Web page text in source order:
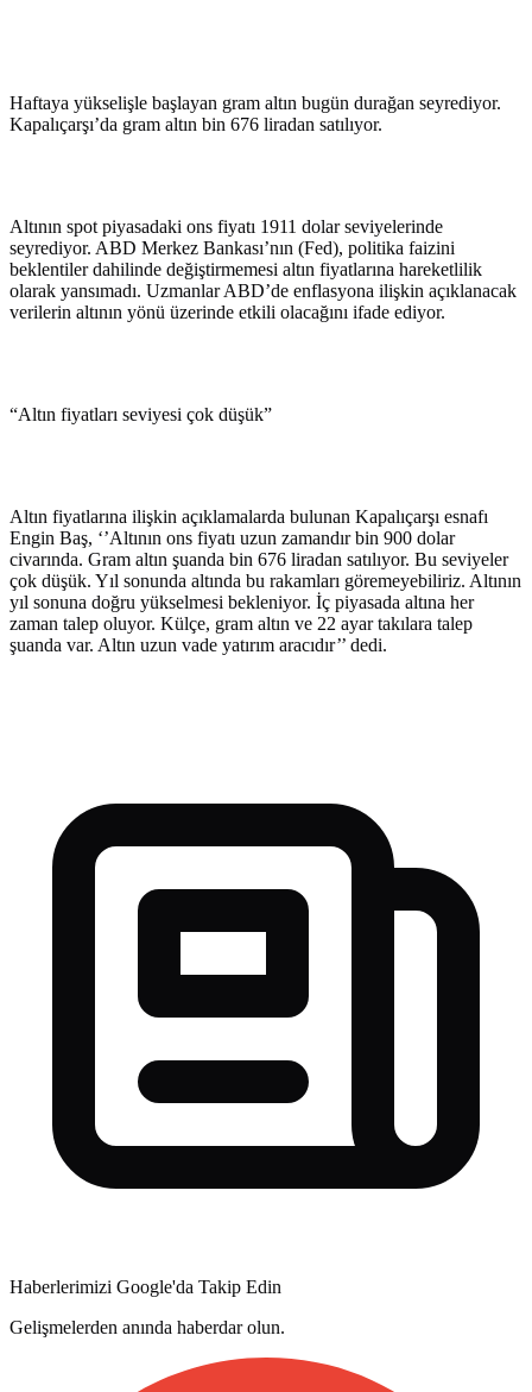
Haftaya yükselişle başlayan gram altın bugün durağan seyrediyor.
Kapalıçarşı’da gram altın bin 676 liradan satılıyor.
Altının spot piyasadaki ons fiyatı 1911 dolar seviyelerinde
seyrediyor. ABD Merkez Bankası’nın (Fed), politika faizini
beklentiler dahilinde değiştirmemesi altın fiyatlarına hareketlilik
olarak yansımadı. Uzmanlar ABD’de enflasyona ilişkin açıklanacak
verilerin altının yönü üzerinde etkili olacağını ifade ediyor.
“Altın fiyatları seviyesi çok düşük”
Altın fiyatlarına ilişkin açıklamalarda bulunan Kapalıçarşı esnafı
Engin Baş, ‘’Altının ons fiyatı uzun zamandır bin 900 dolar
civarında. Gram altın şuanda bin 676 liradan satılıyor. Bu seviyeler
çok düşük. Yıl sonunda altında bu rakamları göremeyebiliriz. Altının
yıl sonuna doğru yükselmesi bekleniyor. İç piyasada altına her
zaman talep oluyor. Külçe, gram altın ve 22 ayar takılara talep
şuanda var. Altın uzun vade yatırım aracıdır’’ dedi.
Haberlerimizi Google'da Takip Edin
Gelişmelerden anında haberdar olun.